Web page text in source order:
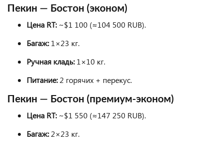
Пекин — Бостон (эконом)
Цена RT:~$1 100 (≈104 500 RUB).
Багаж:1×23 кг.
Ручная кладь:1×10 кг.
Питание:2 горячих + перекус.
Пекин — Бостон (премиум-эконом)
Цена RT:~$1 550 (≈147 250 RUB).
Багаж:2×23 кг.